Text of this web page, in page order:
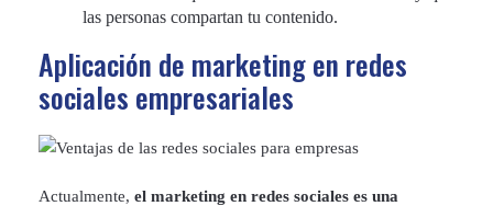
las personas compartan tu contenido.
Aplicación de marketing en redes
sociales empresariales
Actualmente, el marketing en redes sociales es una